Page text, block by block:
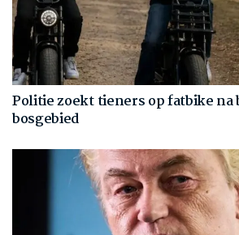
Politie zoekt tieners op fatbike
bosgebied